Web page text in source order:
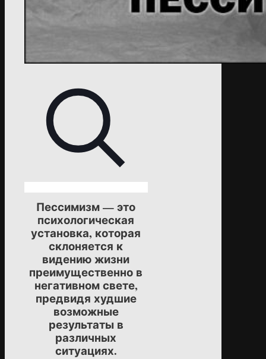
Пессимизм — это
психологическая
установка, которая
склоняется к
видению жизни
преимущественно в
негативном свете,
предвидя худшие
возможные
результаты в
различных
ситуациях.